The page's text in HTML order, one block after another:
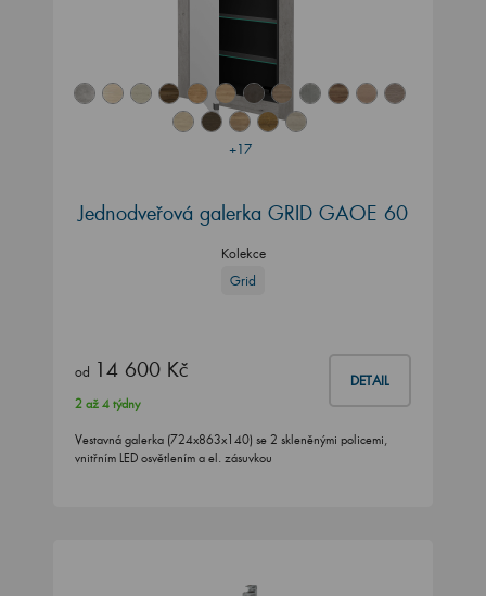
+17
Jednodveřová galerka GRID GAOE 60
Kolekce
Grid
od 14 600 Kč DETAIL
2 až 4 týdny
Vestavná galerka (724x863x140) se 2 skleněnými policemi,
vnitřním LED osvětlením a el. zásuvkou